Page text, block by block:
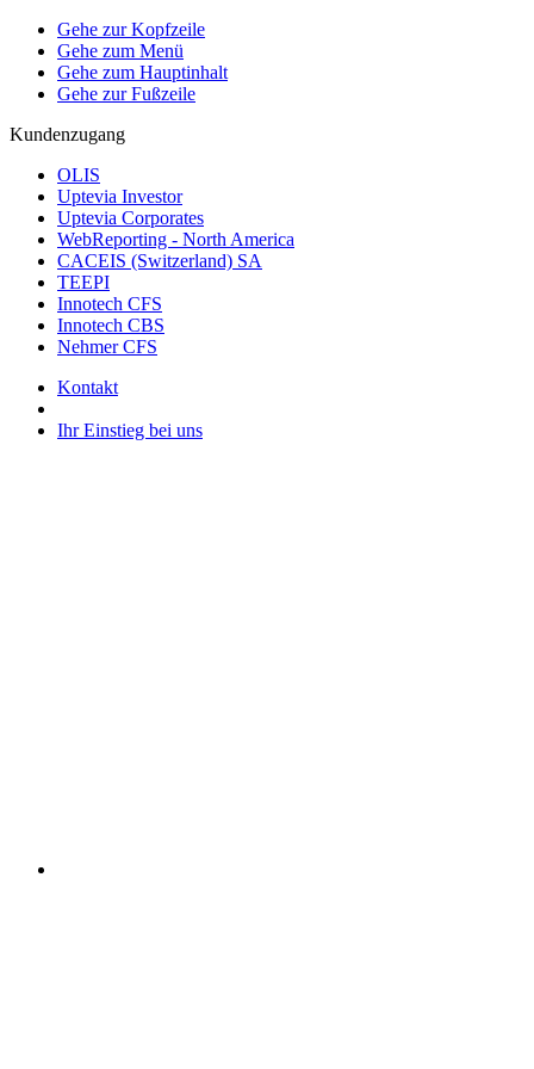
Gehe zur Kopfzeile
Gehe zum Menü
Gehe zum Hauptinhalt
Gehe zur Fußzeile
Kundenzugang
OLIS
Uptevia Investor
Uptevia Corporates
WebReporting - North America
CACEIS (Switzerland) SA
TEEPI
Innotech CFS
Innotech CBS
Nehmer CFS
Kontakt
Ihr Einstieg bei uns